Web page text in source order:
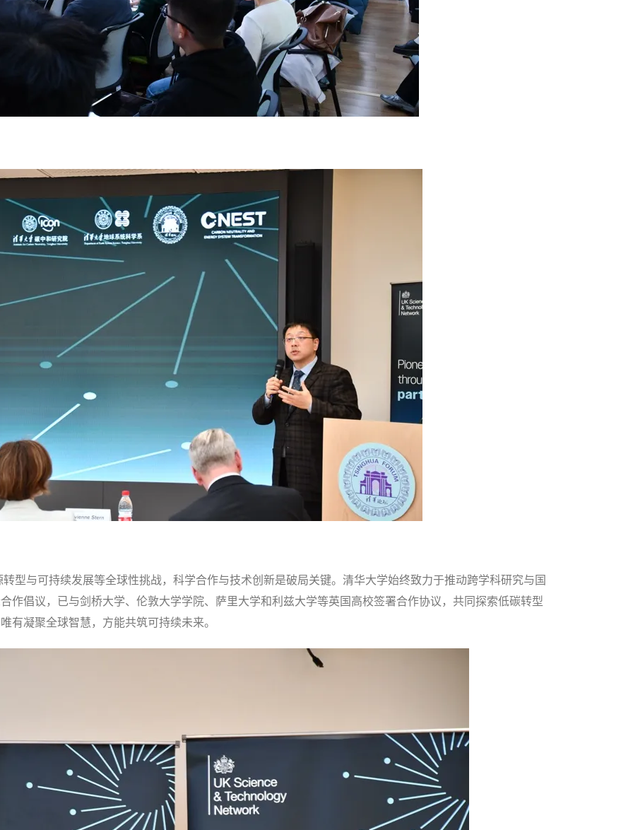
型与可持续发展等全球性挑战，科学合作与技术创新是破局关键。清华大学始终致力于推动跨学科研究与国
作倡议，已与剑桥大学、伦敦大学学院、萨里大学和利兹大学等英国高校签署合作协议，共同探索低碳转型
有凝聚全球智慧，方能共筑可持续未来。